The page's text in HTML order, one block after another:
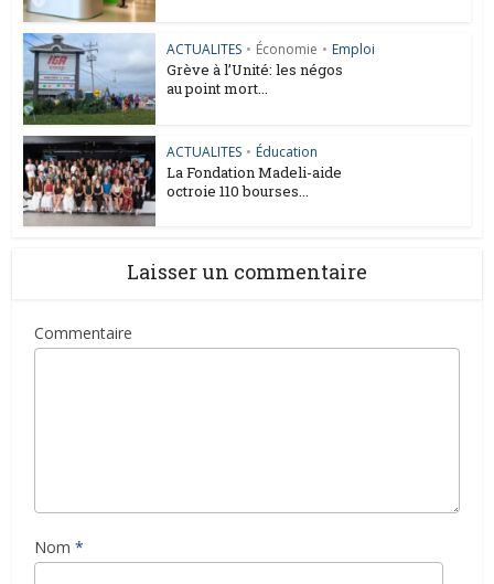
ACTUALITES • Économie • Emploi
Grève à l’Unité: les négos
au point mort...
ACTUALITES • Éducation
La Fondation Madeli-aide
octroie 110 bourses...
Laisser un commentaire
Commentaire
Nom *